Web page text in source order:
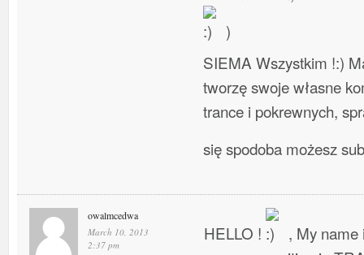
)
SIEMA Wszystkim !:)
tworzę swoje własne
trance i pokrewnych,
się spodoba możesz
owalmcedwa
March 10, 2013
2:37 pm
HELLO !
, My name